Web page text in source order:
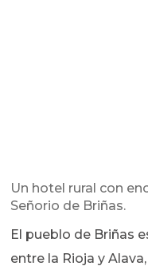
Un hotel rural con
Señorio de Briñas.
El pueblo de Briñas
entre la Rioja y